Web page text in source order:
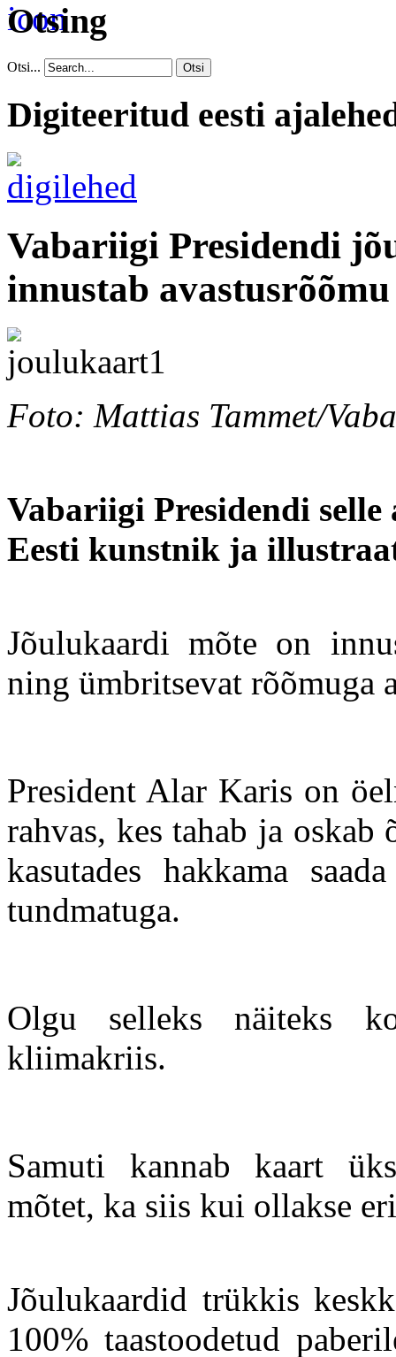
Otsing
Otsi... Otsi
Digiteeritud eesti
Vabariigi Presidendi
innustab
Foto: Mattias Tammet/
Vabariigi Presidendi
Eesti kunstnik ja
Jõulukaardi mõte on
ning ümbritsevat rõõmuga
President Alar Karis on
rahvas, kes tahab ja
kasutades hakkama
tundmatuga.
Olgu selleks näiteks
kliimakriis.
Samuti kannab kaart
mõtet, ka siis kui ollakse
Jõulukaardid trükkis
100% taastoodetud